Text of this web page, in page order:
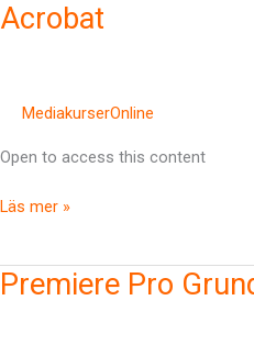
Acrobat
MediakurserOnline
Open to access this content
med
Läs mer »
Premiere Pro
Premiere